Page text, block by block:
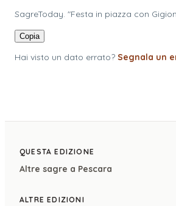
SagreToday. "Festa in piazza con
Copia
Hai visto un dato errato? Segnala un
QUESTA EDIZIONE
Altre sagre a Pescara
ALTRE EDIZIONI